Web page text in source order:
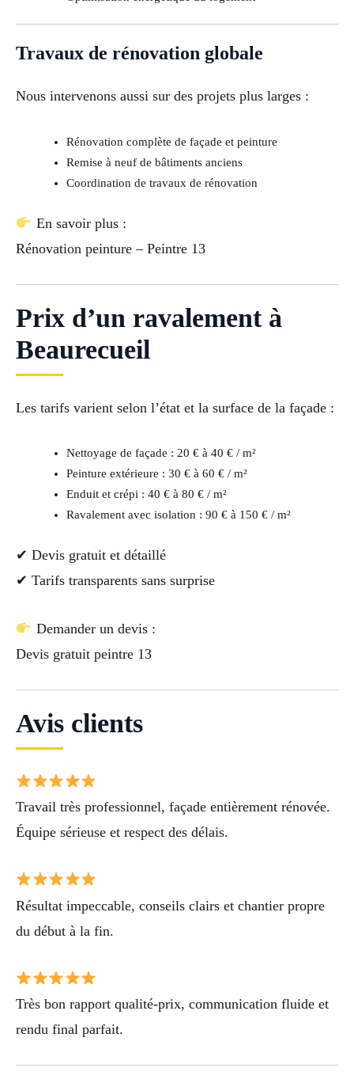
Travaux de rénovation globale
Nous intervenons aussi sur des projets plus larges :
Rénovation complète de façade et peinture
Remise à neuf de bâtiments anciens
Coordination de travaux de rénovation
En savoir plus :
Rénovation peinture – Peintre 13
Prix d’un ravalement à
Beaurecueil
Les tarifs varient selon l’état et la surface de la façade :
Nettoyage de façade : 20 € à 40 € / m²
Peinture extérieure : 30 € à 60 € / m²
Enduit et crépi : 40 € à 80 € / m²
Ravalement avec isolation : 90 € à 150 € / m²
✔ Devis gratuit et détaillé
✔ Tarifs transparents sans surprise
Demander un devis :
Devis gratuit peintre 13
Avis clients
Travail très professionnel, façade entièrement rénovée.
Équipe sérieuse et respect des délais.
Résultat impeccable, conseils clairs et chantier propre
du début à la fin.
Très bon rapport qualité-prix, communication fluide et
rendu final parfait.